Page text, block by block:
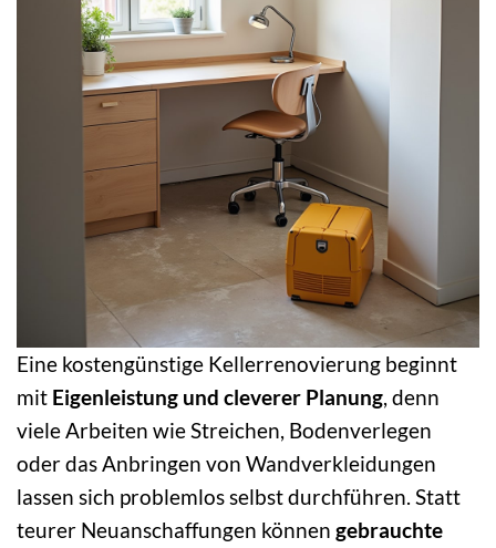
Eine kostengünstige Kellerrenovierung beginnt
mit Eigenleistung und cleverer Planung, denn
viele Arbeiten wie Streichen, Bodenverlegen
oder das Anbringen von Wandverkleidungen
lassen sich problemlos selbst durchführen. Statt
teurer Neuanschaffungen können gebrauchte